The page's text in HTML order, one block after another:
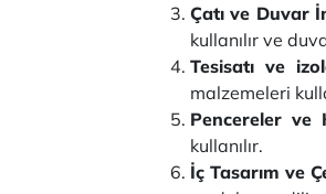
Çatı ve Duvar
kullanılır ve
Tesisatı ve
malzemeleri
Pencereler ve
kullanılır.
İç Tasarım ve